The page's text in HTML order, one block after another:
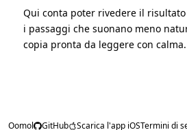
Qui conta poter rivedere il
i passaggi che suonano meno
copia pronta da leggere con calma.
Oomol GitHub Scarica l'app iOSTermini di